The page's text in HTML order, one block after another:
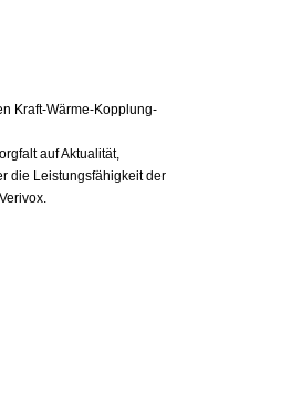
Kraft-Wärme-Kopplung-
auf Aktualität,
die Leistungsfähigkeit der